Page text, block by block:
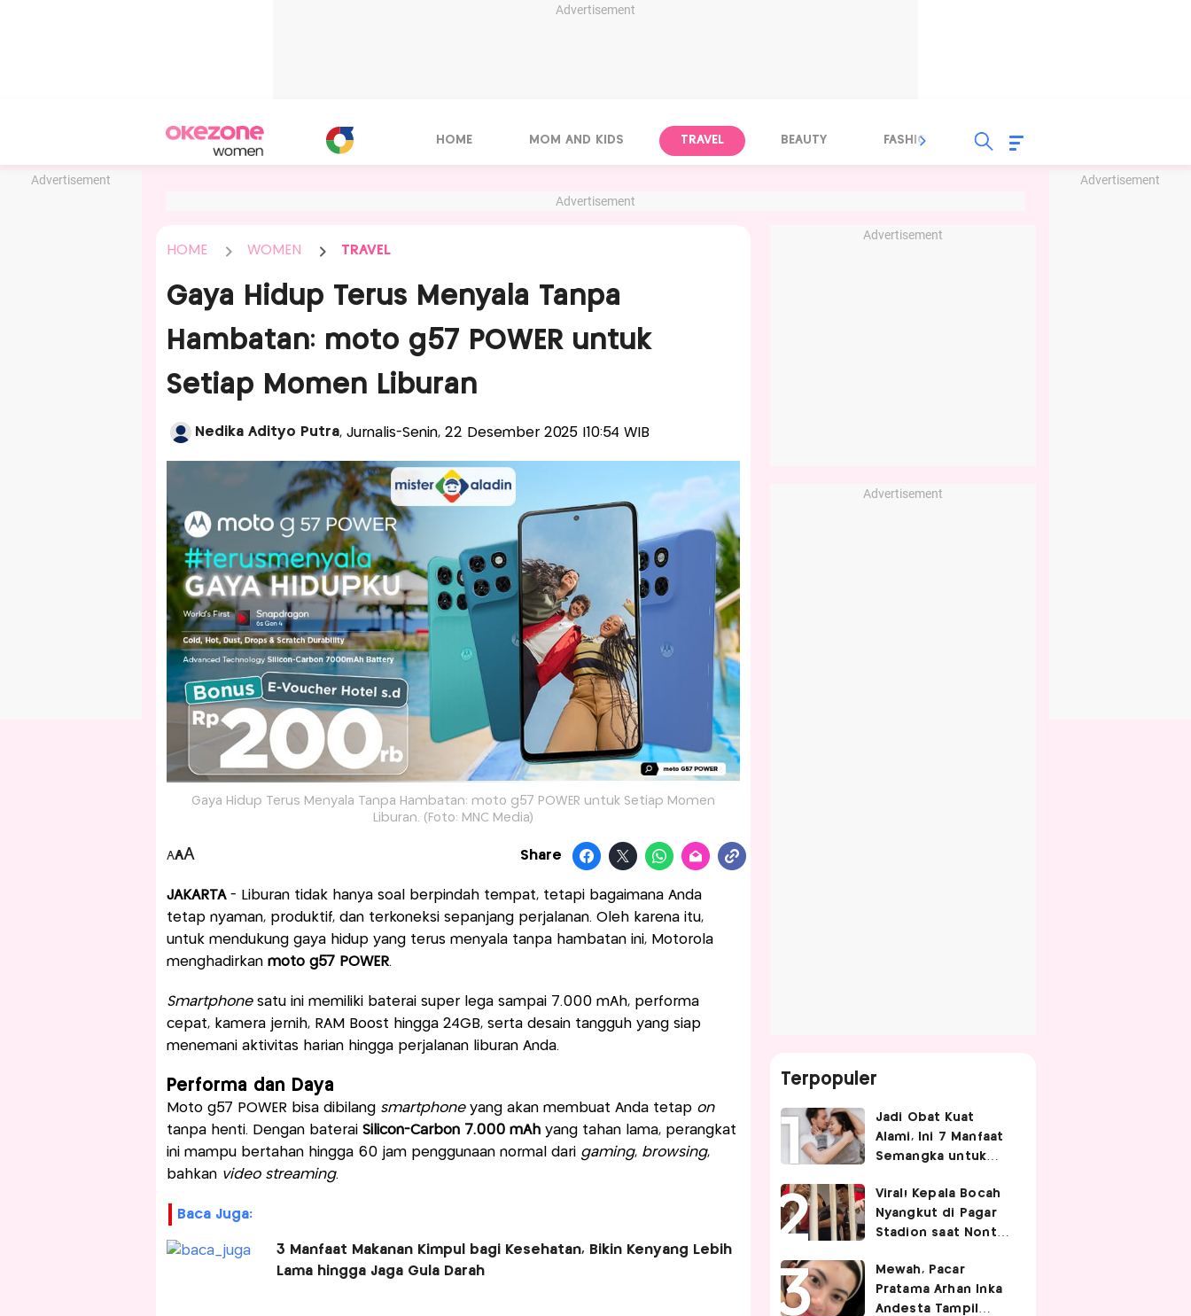
Advertisement
Advertisement Advertisement
HOME MOM AND KIDS TRAVEL BEAUTY FASHION FOOD
Advertisement
HOME WOMEN TRAVEL
Gaya Hidup Terus Menyala Tanpa
Hambatan: moto g57 POWER untuk
Setiap Momen Liburan
Nedika Adityo Putra, Jurnalis-Senin, 22 Desember 2025 |10:54 WIB
Gaya Hidup Terus Menyala Tanpa Hambatan: moto g57 POWER untuk Setiap Momen
Liburan. (Foto: MNC Media)
AAA Share
JAKARTA- Liburan tidak hanya soal berpindah tempat, tetapi bagaimana Anda
tetap nyaman, produktif, dan terkoneksi sepanjang perjalanan. Oleh karena itu,
untuk mendukung gaya hidup yang terus menyala tanpa hambatan ini, Motorola
menghadirkan moto g57 POWER.
Smartphonesatu ini memiliki baterai super lega sampai 7.000 mAh, performa
cepat, kamera jernih, RAM Boost hingga 24GB, serta desain tangguh yang siap
menemani aktivitas harian hingga perjalanan liburan Anda.
Performa dan Daya
Moto g57 POWER bisa dibilang smartphoneyang akan membuat Anda tetap on
tanpa henti. Dengan baterai Silicon-Carbon 7.000 mAh yang tahan lama, perangkat
ini mampu bertahan hingga 60 jam penggunaan normal dari gaming, browsing,
bahkan video streaming.
Baca Juga:
3 Manfaat Makanan Kimpul bagi Kesehatan, Bikin Kenyang Lebih
Lama hingga Jaga Gula Darah
Advertisement
Advertisement
Terpopuler
Jadi Obat Kuat
Alami, Ini 7 Manfaat
Semangka untuk
Viral! Kepala Bocah
Nyangkut di Pagar
Stadion saat Nonton
Endingnya Kocak
Mewah, Pacar
Pratama Arhan Inka
Andesta Tampil